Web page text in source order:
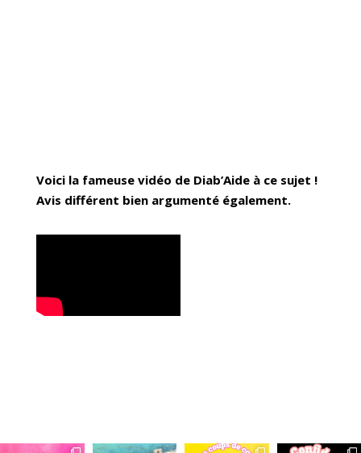
Voici la fameuse vidéo de Diab’Aide à ce sujet !
Avis différent bien argumenté également.